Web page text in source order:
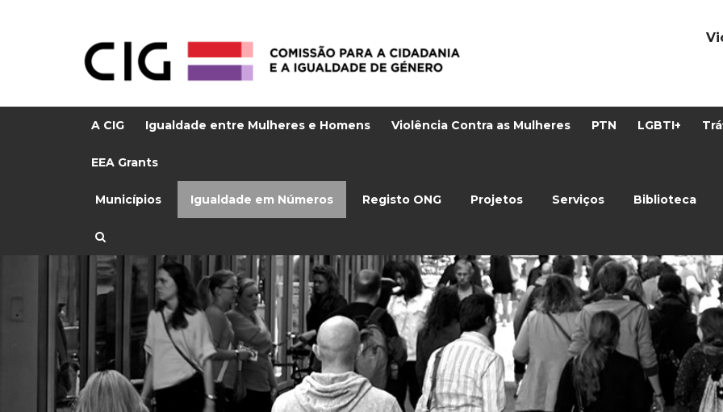
A CIG Igualdade entre Mulheres e Homens Violência Contra as Mulheres PTN LGBTI+
EEA Grants
Municípios Igualdade em Números Registo ONG Projetos Serviços Biblioteca